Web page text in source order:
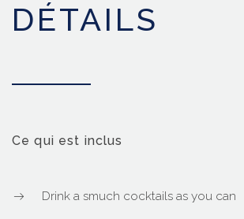
DÉTAILS
Ce qui est inclus
Drink a smuch cocktails as you can